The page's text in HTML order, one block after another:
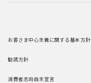
お客さま中心主義に関する基本方針
勧誘方針
消費者志向自主宣言